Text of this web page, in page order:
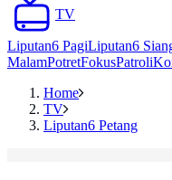
TV
Liputan6 PagiLiputan6
MalamPotretFokusPatroli
Home
TV
Liputan6 Petang